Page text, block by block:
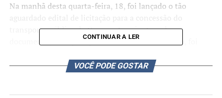
Na manhã desta quarta-feira, 18, foi lançado o tão
aguardado edital de licitação para a concessão do
transporte público de Canoas. A assinatura do
documento, feita pelo prefeito Luiz Carlos Busato, foi
com secretários, autoridades, populares, além dos órgãos
CONTINUAR A LER
VOCÊ PODE GOSTAR